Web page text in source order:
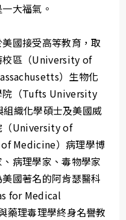
大福氣。
國接受高等教育，取
校區（University of
）生物化
院（Tufts University
織化學碩士及美國威
（University of
Medicine）病理學博
病理學家、毒物學家
國著名的阿肯瑟醫科
for Medical
藥理毒理學終身名譽教